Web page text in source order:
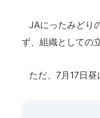
JAにったみどり
ず、組織としての
ただ、7月17日昼